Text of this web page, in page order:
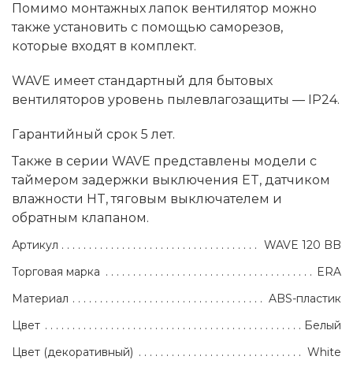
Помимо монтажных лапок вентилятор можно
также установить с помощью саморезов,
которые входят в комплект.
WAVE имеет стандартный для бытовых
вентиляторов уровень пылевлагозащиты — IP24.
Гарантийный срок 5 лет.
Также в серии WAVE представлены модели с
таймером задержки выключения ET, датчиком
влажности HT, тяговым выключателем и
обратным клапаном.
Артикул
WAVE 120 BB
Торговая марка
ERA
Материал
ABS-пластик
Цвет
Белый
Цвет (декоративный)
White